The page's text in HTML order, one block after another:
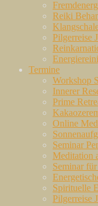
Reiki
Pilgerreise
Termine
Workshop
Innerer
Prime
Online
Seminar
Meditation
Seminar
Spirituelle
Pilgerreise